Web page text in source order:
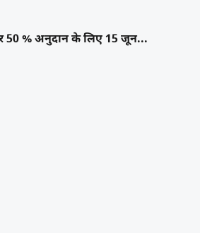
50 % अनुदान के लिए 15 जून...